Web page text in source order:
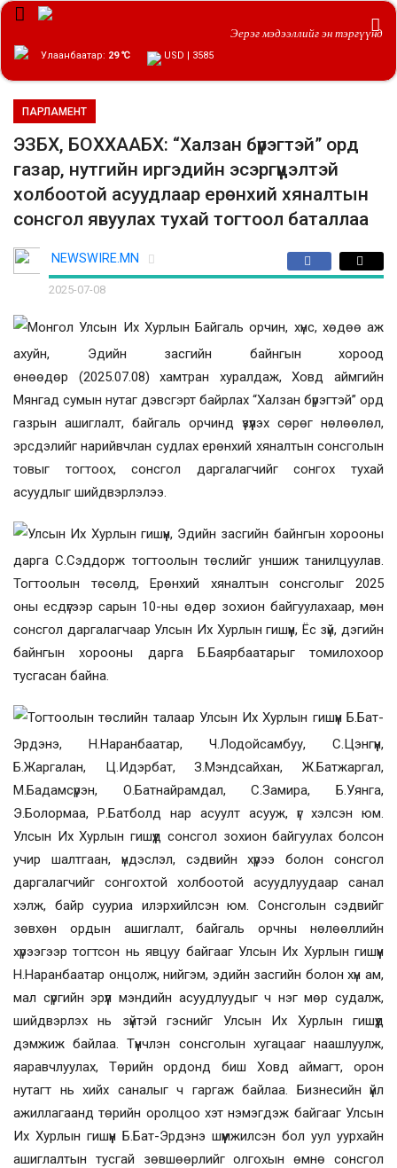
Эерэг мэдээллийг эн тэргүүнд
Улаанбаатар: 29 ℃ USD | 3585
ПАРЛАМЕНТ
ЭЗБХ, БОХХААБХ: “Халзан бүрэгтэй” орд
газар, нутгийн иргэдийн эсэргүүцэлтэй
холбоотой асуудлаар ерөнхий хяналтын
сонсгол явуулах тухай тогтоол баталлаа
NEWSWIRE.MN
2025-07-08
Монгол Улсын Их Хурлын Байгаль орчин, хүнс, хөдөө аж
ахуйн, Эдийн засгийн байнгын хороод
өнөөдөр (2025.07.08)
хамтран хуралдаж, Ховд аймгийн
Мянгад сумын нутаг дэвсгэрт байрлах “Халзан бүрэгтэй” орд
газрын ашиглалт, байгаль орчинд үзүүлэх сөрөг нөлөөлөл,
эрсдэлийг нарийвчлан судлахерөнхий хяналтын сонсголын
товыг тогтоох, сонсгол даргалагчийг сонгох тухай
асуудлыг шийдвэрлэлээ.
Улсын Их Хурлын гишүүн, Эдийн засгийн байнгын хорооны
дарга С.Сэддорж тогтоолын төслийг уншиж танилцуулав.
Тогтоолын төсөлд,Ерөнхий хяналтын сонсголыг 2025
оныесдүгээр сарын 10-ны өдөр зохион байгуулахаар, мөн
сонсгол даргалагчаар Улсын Их Хурлын гишүүн, Ёс зүй, дэгийн
байнгын хорооны дарга Б.Баярбаатарыг томилохоор
тусгасан байна.
Тогтоолын төслийн талаар Улсын Их Хурлын гишүүн Б.Бат-
Эрдэнэ, Н.Наранбаатар, Ч.Лодойсамбуу, С.Цэнгүүн,
Б.Жаргалан, Ц.Идэрбат, З.Мэндсайхан, Ж.Батжаргал,
М.Бадамсүрэн, О.Батнайрамдал, С.Замира, Б.Уянга,
Э.Болормаа, Р.Батболд нар асуулт асууж, үг хэлсэн юм.
Улсын Их Хурлын гишүүд сонсгол зохион байгуулах болсон
учир шалтгаан, үндэслэл, сэдвийн хүрээ болон сонсгол
даргалагчийг сонгохтой холбоотой асуудлуудаар санал
хэлж, байр сууриа илэрхийлсэн юм. Сонсголын сэдвийг
зөвхөн ордын ашиглалт, байгаль орчны нөлөөллийн
хүрээгээр тогтсон нь явцуу байгааг Улсын Их Хурлын гишүүн
Н.Наранбаатар онцолж, нийгэм, эдийн засгийн болон хүн ам,
мал сүргийн эрүүл мэндийн асуудлуудыг ч нэг мөр судалж,
шийдвэрлэх нь зүйтэй гэснийг Улсын Их Хурлын гишүүд
дэмжиж байлаа. Түүнчлэн сонсголын хугацааг наашлуулж,
яаравчлуулах, Төрийн ордонд биш Ховд аймагт, орон
нутагт нь хийх саналыг ч гаргаж байлаа. Бизнесийн үйл
ажиллагаанд төрийн оролцоо хэт нэмэгдэж байгааг Улсын
Их Хурлын гишүүн Б.Бат-Эрдэнэ шүүмжилсэн бол уул уурхайн
ашиглалтын тусгай зөвшөөрлийг олгохын өмнө сонсгол